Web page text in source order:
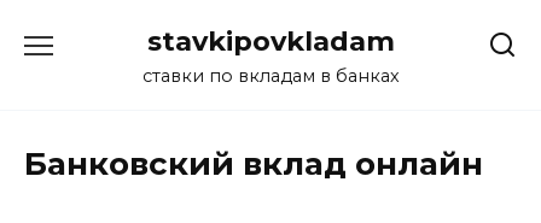
stavkipovkladam
ставки по вкладам в банках
Банковский вклад онлайн